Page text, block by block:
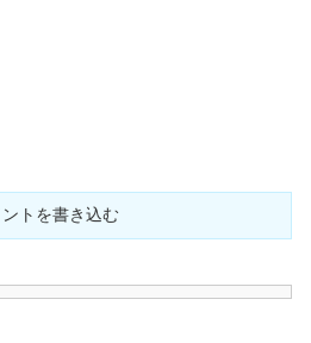
ントを書き込む